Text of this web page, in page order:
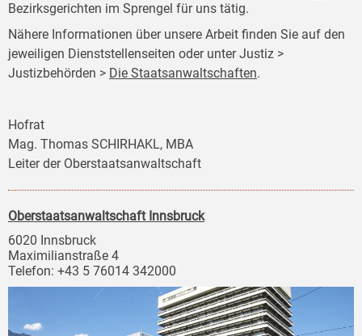
Bezirksgerichten im Sprengel für uns tätig.
Nähere Informationen über unsere Arbeit finden Sie auf den
jeweiligen Dienststellenseiten oder unter Justiz >
Justizbehörden > Die Staatsanwaltschaften.
Hofrat
Mag. Thomas SCHIRHAKL, MBA
Leiter der Oberstaatsanwaltschaft
Oberstaatsanwaltschaft Innsbruck
6020 Innsbruck
Maximilianstraße 4
Telefon: +43 5 76014 342000